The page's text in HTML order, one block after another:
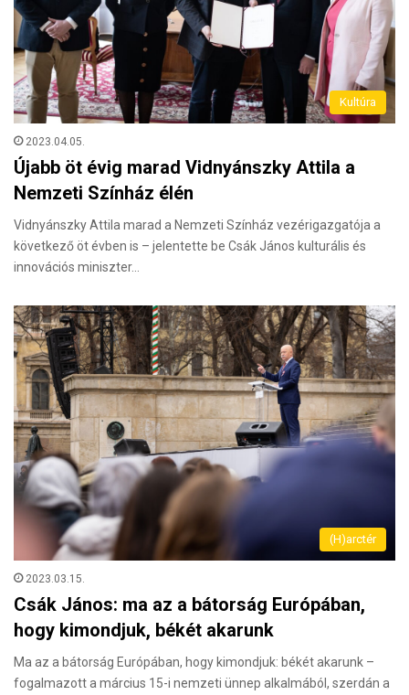
Kultúra
2023.04.05.
Újabb öt évig marad Vidnyánszky Attila a
Nemzeti Színház élén
Vidnyánszky Attila marad a Nemzeti Színház vezérigazgatója a
következő öt évben is – jelentette be Csák János kulturális és
innovációs miniszter…
(H)arctér
2023.03.15.
Csák János: ma az a bátorság Európában,
hogy kimondjuk, békét akarunk
Ma az a bátorság Európában, hogy kimondjuk: békét akarunk –
fogalmazott a március 15-i nemzeti ünnep alkalmából, szerdán a